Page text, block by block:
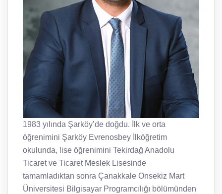
1983 yılında Şarköy’de doğdu. İlk ve orta
öğrenimini Şarköy Evrenosbey İlköğretim
okulunda, lise öğrenimini Tekirdağ Anadolu
Ticaret ve Ticaret Meslek Lisesinde
tamamladıktan sonra Çanakkale Onsekiz Mart
Üniversitesi Bilgisayar Programcılığı bölümünden